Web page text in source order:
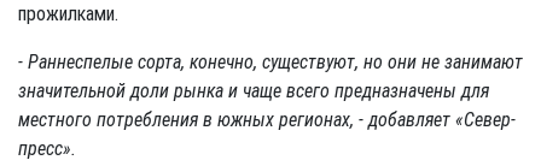
прожилками.
- Раннеспелые сорта, конечно, существуют, но они не занимают
значительной доли рынка и чаще всего предназначены для
местного потребления в южных регионах, - добавляет «Север-
пресс».